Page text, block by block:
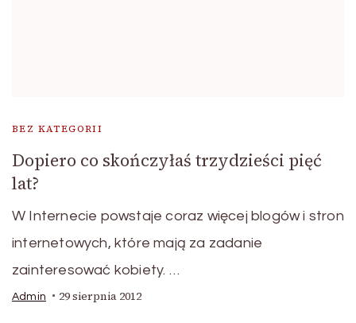
BEZ KATEGORII
Dopiero co skończyłaś trzydzieści pięć
lat?
W Internecie powstaje coraz więcej blogów i stron
internetowych, które mają za zadanie
zainteresować kobiety. …
Admin 29 sierpnia 2012